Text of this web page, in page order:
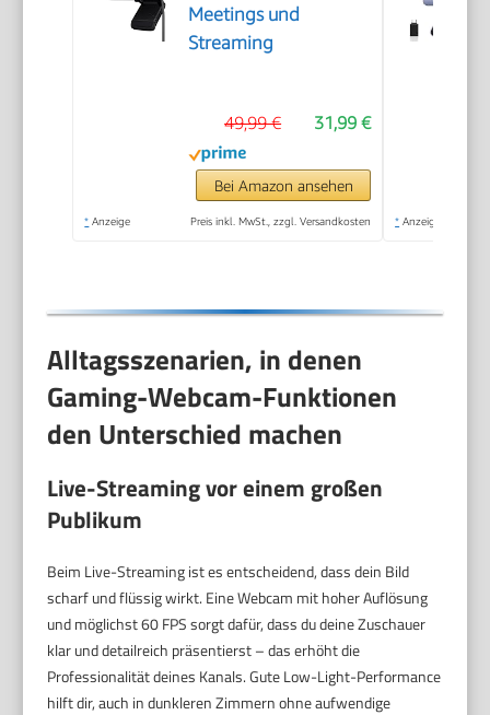
Meetings und
Streaming
31,99 €
49,99 €
Bei Amazon ansehen
* Anzeige Preis inkl. MwSt., zzgl. Versandkosten * Anzeige
Alltagsszenarien, in denen
Gaming-Webcam-Funktionen
den Unterschied machen
Live-Streaming vor einem großen
Publikum
Beim Live-Streaming ist es entscheidend, dass dein Bild
scharf und flüssig wirkt. Eine Webcam mit hoher Auflösung
und möglichst 60 FPS sorgt dafür, dass du deine Zuschauer
klar und detailreich präsentierst – das erhöht die
Professionalität deines Kanals. Gute Low-Light-Performance
hilft dir, auch in dunkleren Zimmern ohne aufwendige